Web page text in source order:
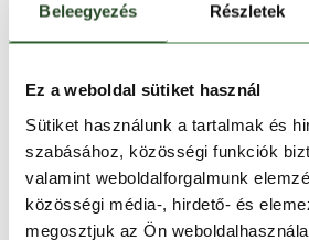
Beleegyezés Részletek
Ez a weboldal sütiket használ
Sütiket használunk a tartalmak és
szabásához, közösségi funkciók
valamint weboldalforgalmunk
közösségi média-, hirdető- és
megosztjuk az Ön